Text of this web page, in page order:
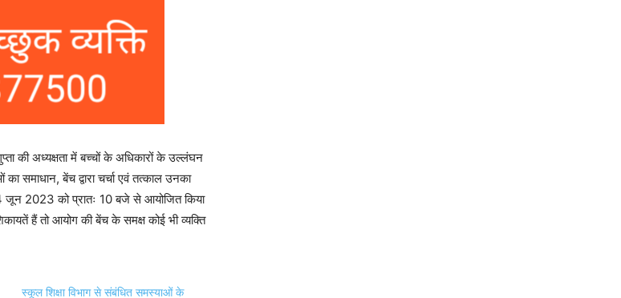
की अध्यक्षता में बच्चों के अधिकारों के उल्लंघन
समाधान, बेंच द्वारा चर्चा एवं तत्काल उनका
2023 को प्रातः 10 बजे से आयोजित किया
हैं तो आयोग की बेंच के समक्ष कोई भी व्यक्ति
स्कूल शिक्षा विभाग से संबंधित समस्याओं के